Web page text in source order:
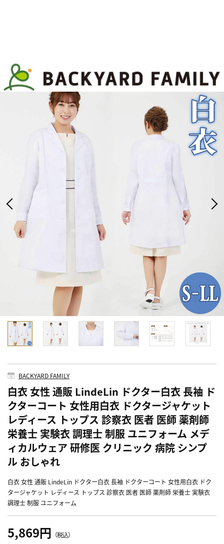
BACKYARD FAMILY
白衣 女性 通販 LindeLin ドクター白衣 長袖 ド
クターコート 女性用白衣 ドクタージャケット
レディース トップス 診察衣 医者 医師 薬剤師
栄養士 実験衣 調理士 制服 ユニフォーム メデ
ィカルウェア 研修医 クリニック 病院 シンプ
ル おしゃれ
白衣 女性 通販 LindeLin ドクター白衣 長袖 ドクターコート 女性用白衣 ドク
タージャケット レディース トップス 診察衣 医者 医師 薬剤師 栄養士 実験衣
調理士 制服 ユニフォーム
5,869円 （税込）